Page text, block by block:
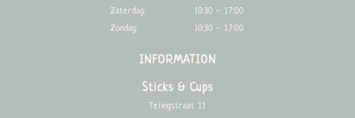
Zaterdag:
10:30 - 17:00
Zondag:
10:30 - 17:00
INFORMATION
Sticks & Cups
Telingstraat 11